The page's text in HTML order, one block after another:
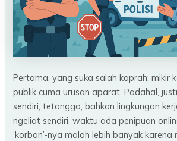
Pertama, yang suka salah kaprah: mikir
publik cuma urusan aparat. Padahal,
sendiri, tetangga, bahkan lingkungan
ngeliat sendiri, waktu ada penipuan
‘korban’-nya malah lebih banyak karena